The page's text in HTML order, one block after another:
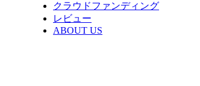
クラウドファンディング
レビュー
ABOUT US